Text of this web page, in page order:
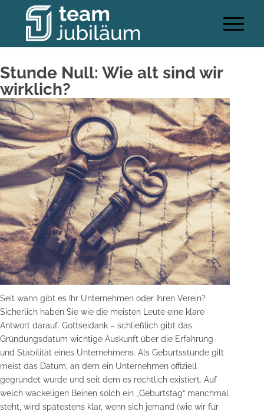
Stunde Null: Wie alt sind wir
wirklich?
Seit wann gibt es Ihr Unternehmen oder Ihren Verein?
Sicherlich haben Sie wie die meisten Leute eine klare
Antwort darauf. Gottseidank – schließlich gibt das
Gründungsdatum wichtige Auskunft über die Erfahrung
und Stabilität eines Unternehmens. Als Geburtsstunde gilt
meist das Datum, an dem ein Unternehmen offiziell
gegründet wurde und seit dem es rechtlich existiert. Auf
welch wackeligen Beinen solch ein „Geburtstag“ manchmal
steht, wird spätestens klar, wenn sich jemand (wie wir für